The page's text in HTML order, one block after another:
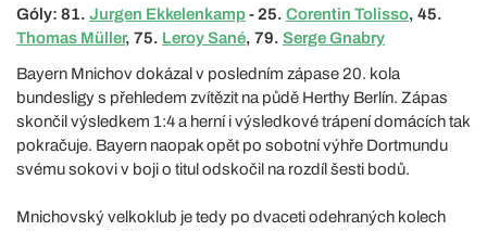
Góly: 81. Jurgen Ekkelenkamp- 25. Corentin Tolisso, 45.
Thomas Müller, 75. Leroy Sané, 79. Serge Gnabry
Bayern Mnichov dokázal v posledním zápase 20. kola
bundesligy s přehledem zvítězit na půdě Herthy Berlín. Zápas
skončil výsledkem 1:4 a herní i výsledkové trápení domácích tak
pokračuje. Bayern naopak opět po sobotní výhře Dortmundu
svému sokovi v boji o titul odskočil na rozdíl šesti bodů.
Mnichovský velkoklub je tedy po dvaceti odehraných kolech